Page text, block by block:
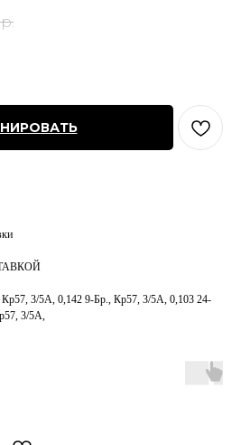
р.
Кр57, 3/5А, 0,142 9-Бр., Кр57, 3/5А, 0,103 24-
3/5А,